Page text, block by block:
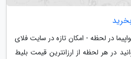
در لحظه - امکان تازه در سایت فلای
در هر لحظه از ارزانترین قیمت بلیط